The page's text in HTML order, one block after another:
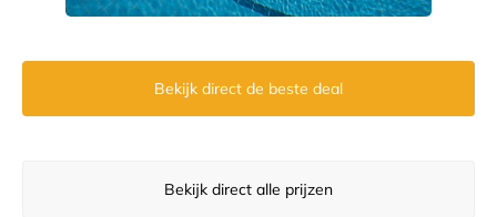
Bekijk direct de beste deal
Bekijk direct alle prijzen